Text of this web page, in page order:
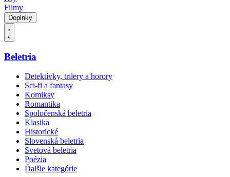
Filmy
Doplnky
Beletria
Detektívky, trilery a horory
Sci-fi a fantasy
Komiksy
Romantika
Spoločenská beletria
Klasika
Historické
Slovenská beletria
Svetová beletria
Poézia
Ďalšie kategórie